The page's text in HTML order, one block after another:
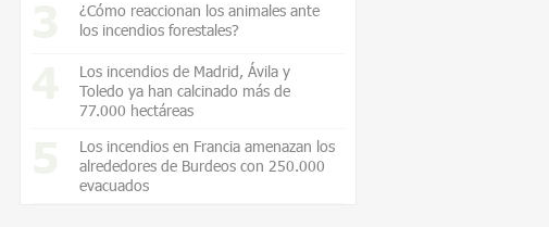
¿Cómo reaccionan los animales ante
los incendios forestales?
Los incendios de Madrid, Ávila y
Toledo ya han calcinado más de
77.000 hectáreas
Los incendios en Francia amenazan los
alrededores de Burdeos con 250.000
evacuados